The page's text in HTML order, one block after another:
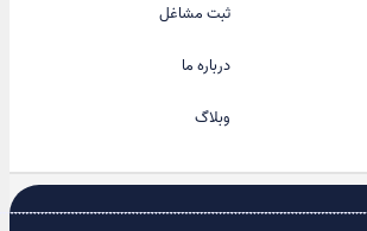
ثبت مشاغل
درباره ما
وبلاگ